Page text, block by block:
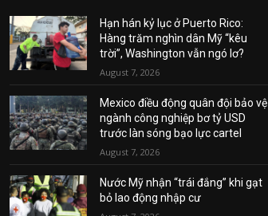
Hạn hán kỷ lục ở Puerto Rico:
Hàng trăm nghìn dân Mỹ “kêu
trời”, Washington vẫn ngó lơ?
August 7, 2026
Mexico điều động quân đội bảo vệ
ngành công nghiệp bơ tỷ USD
trước làn sóng bạo lực cartel
August 7, 2026
Nước Mỹ nhận “trái đắng” khi gạt
bỏ lao động nhập cư